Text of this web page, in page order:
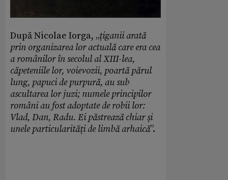
După Nicolae Iorga, „ţiganii arată
prin organizarea lor actuală care era cea
a românilor în secolul al XIII-lea,
căpeteniile lor, voievozii, poartă părul
lung, papuci de purpură, au sub
ascultarea lor juzi; numele principilor
români au fost adoptate de robii lor:
Vlad, Dan, Radu. Ei păstrează chiar şi
unele particularităţi de limbă arhaică”.